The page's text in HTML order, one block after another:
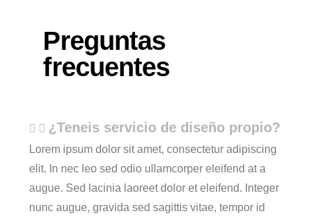
Preguntas
frecuentes
¿Teneis servicio de diseño propio?
Lorem ipsum dolor sit amet, consectetur adipiscing
elit. In nec leo sed odio ullamcorper eleifend at a
augue. Sed lacinia laoreet dolor et eleifend. Integer
nunc augue, gravida sed sagittis vitae, tempor id